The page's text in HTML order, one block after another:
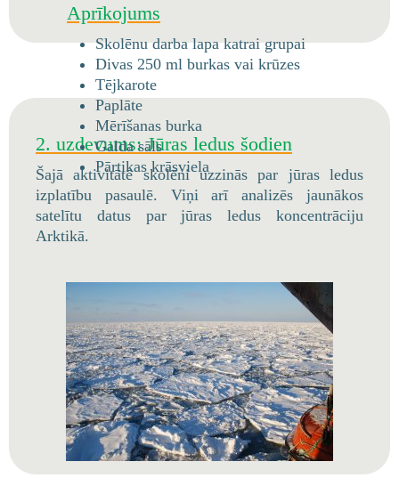
Aprīkojums
Skolēnu darba lapa katrai grupai
Divas 250 ml burkas vai krūzes
Tējkarote
Paplāte
Mērīšanas burka
Galda sāls
Pārtikas krāsviela
2. uzdevums: Jūras ledus šodien
Šajā aktivitātē skolēni uzzinās par jūras ledus
izplatību pasaulē. Viņi arī analizēs jaunākos
satelītu datus par jūras ledus koncentrāciju
Arktikā.